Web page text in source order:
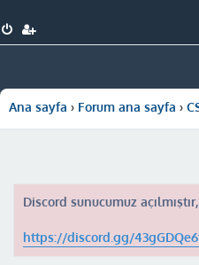
Ana sayfa Forum ana sayfa
Discord sunucumuz
https://discord.gg/